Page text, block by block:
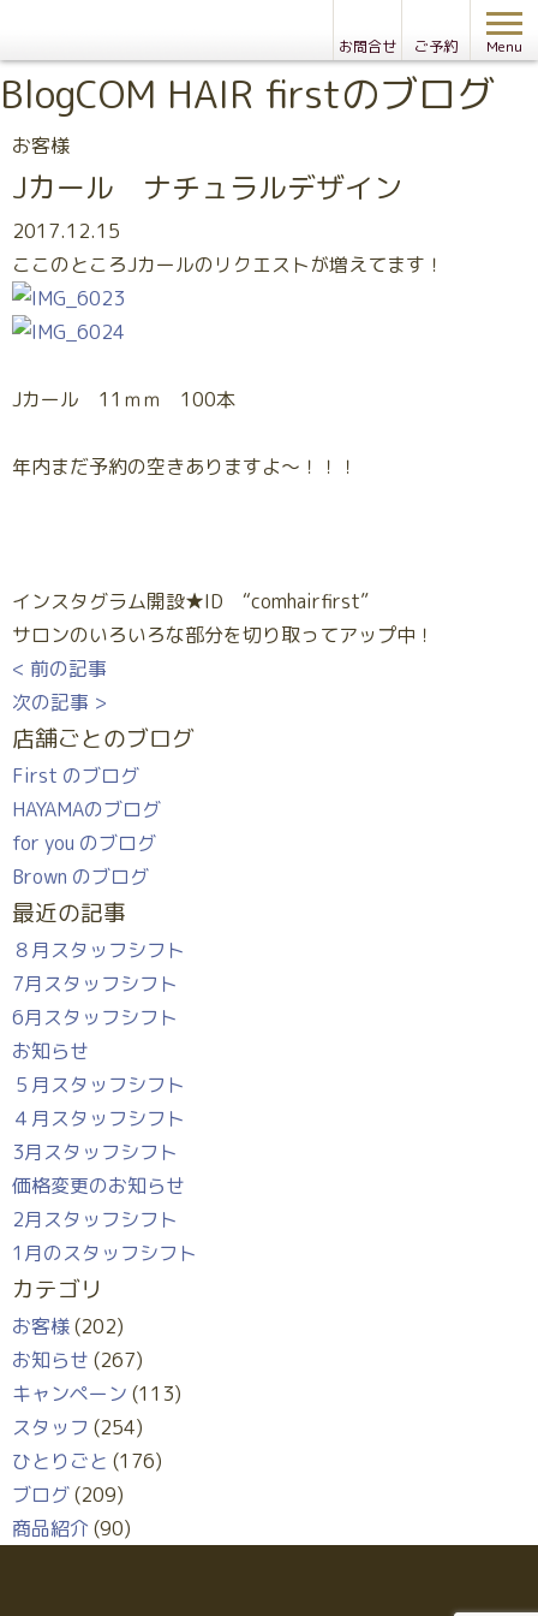
お問合せ ご予約 Menu
BlogCOM HAIR firstのブログ
お客様
Jカール ナチュラルデザイン
2017.12.15
ここのところJカールのリクエストが増えてます！
Jカール 11ｍｍ 100本
年内まだ予約の空きありますよ～！！！
インスタグラム開設★ID “comhairfirst”
サロンのいろいろな部分を切り取ってアップ中！
< 前の記事
次の記事 >
店舗ごとのブログ
First のブログ
HAYAMAのブログ
for you のブログ
Brown のブログ
最近の記事
８月スタッフシフト
7月スタッフシフト
6月スタッフシフト
お知らせ
５月スタッフシフト
４月スタッフシフト
3月スタッフシフト
価格変更のお知らせ
2月スタッフシフト
1月のスタッフシフト
カテゴリ
お客様(202)
お知らせ (267)
キャンペーン (113)
スタッフ (254)
ひとりごと (176)
ブログ(209)
商品紹介 (90)